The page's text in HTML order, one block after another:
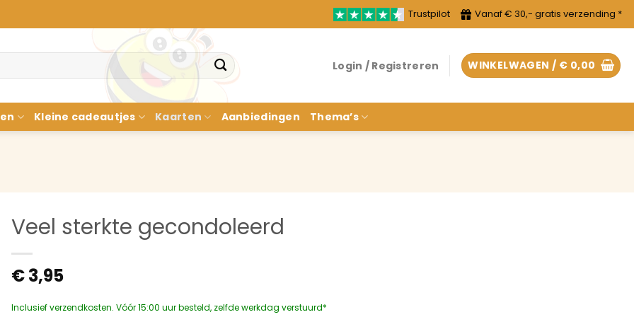
Trustpilot Vanaf € 30,- gratis verzending *
Login / Registreren WINKELWAGEN / € 0,00
Kleine cadeautjes Kaarten Aanbiedingen Thema’s
Veel sterkte gecondoleerd
€3,95
Inclusief verzendkosten. Vóór 15:00 uur besteld, zelfde werkdag verstuurd*